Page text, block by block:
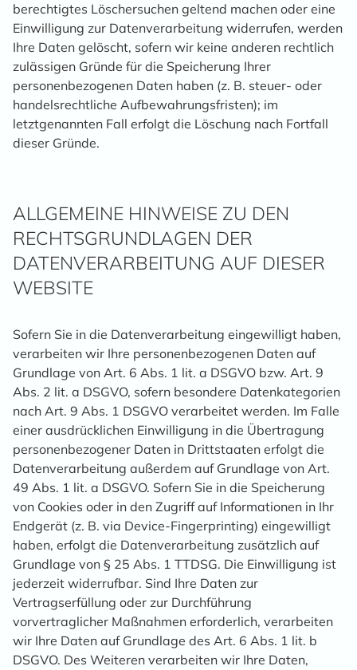
berechtigtes Löschersuchen geltend machen oder eine
Einwilligung zur Datenverarbeitung widerrufen, werden
Ihre Daten gelöscht, sofern wir keine anderen rechtlich
zulässigen Gründe für die Speicherung Ihrer
personenbezogenen Daten haben (z. B. steuer- oder
handelsrechtliche Aufbewahrungsfristen); im
letztgenannten Fall erfolgt die Löschung nach Fortfall
dieser Gründe.
ALLGEMEINE HINWEISE ZU DEN
RECHTSGRUNDLAGEN DER
DATENVERARBEITUNG AUF DIESER
WEBSITE
Sofern Sie in die Datenverarbeitung eingewilligt haben,
verarbeiten wir Ihre personenbezogenen Daten auf
Grundlage von Art. 6 Abs. 1 lit. a DSGVO bzw. Art. 9
Abs. 2 lit. a DSGVO, sofern besondere Datenkategorien
nach Art. 9 Abs. 1 DSGVO verarbeitet werden. Im Falle
einer ausdrücklichen Einwilligung in die Übertragung
personenbezogener Daten in Drittstaaten erfolgt die
Datenverarbeitung außerdem auf Grundlage von Art.
49 Abs. 1 lit. a DSGVO. Sofern Sie in die Speicherung
von Cookies oder in den Zugriff auf Informationen in Ihr
Endgerät (z. B. via Device-Fingerprinting) eingewilligt
haben, erfolgt die Datenverarbeitung zusätzlich auf
Grundlage von § 25 Abs. 1 TTDSG. Die Einwilligung ist
jederzeit widerrufbar. Sind Ihre Daten zur
Vertragserfüllung oder zur Durchführung
vorvertraglicher Maßnahmen erforderlich, verarbeiten
wir Ihre Daten auf Grundlage des Art. 6 Abs. 1 lit. b
DSGVO. Des Weiteren verarbeiten wir Ihre Daten,